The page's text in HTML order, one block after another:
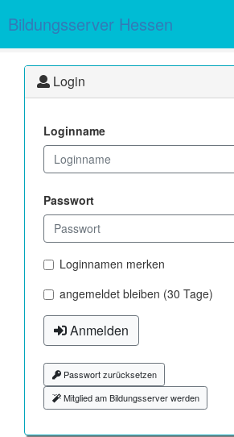
Bildungsserver Hessen
Login
Loginname
Passwort
Loginnamen merken
angemeldet bleiben (30 Tage)
Anmelden
Passwort zurücksetzen
Mitglied am Bildungsserver werden